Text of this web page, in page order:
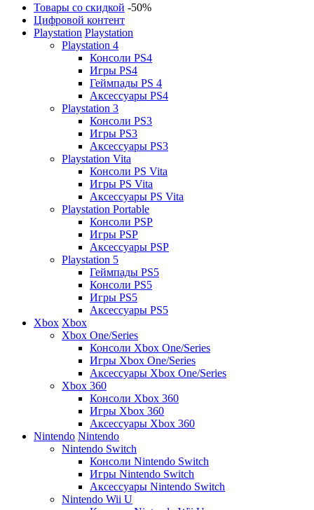
Товары со скидкой -50%
Цифровой контент
Playstation Playstation
Playstation 4
Консоли PS4
Игры PS4
Геймпады PS 4
Аксессуары PS4
Playstation 3
Консоли PS3
Игры PS3
Аксессуары PS3
Playstation Vita
Консоли PS Vita
Игры PS Vita
Аксессуары PS Vita
Playstation Portable
Консоли PSP
Игры PSP
Аксессуары PSP
Playstation 5
Геймпады PS5
Консоли PS5
Игры PS5
Аксессуары PS5
Xbox Xbox
Xbox One/Series
Консоли Xbox One/Series
Игры Xbox One/Series
Аксессуары Xbox One/Series
Xbox 360
Консоли Xbox 360
Игры Xbox 360
Аксессуары Xbox 360
Nintendo Nintendo
Nintendo Switch
Консоли Nintendo Switch
Игры Nintendo Switch
Аксессуары Nintendo Switch
Nintendo Wii U